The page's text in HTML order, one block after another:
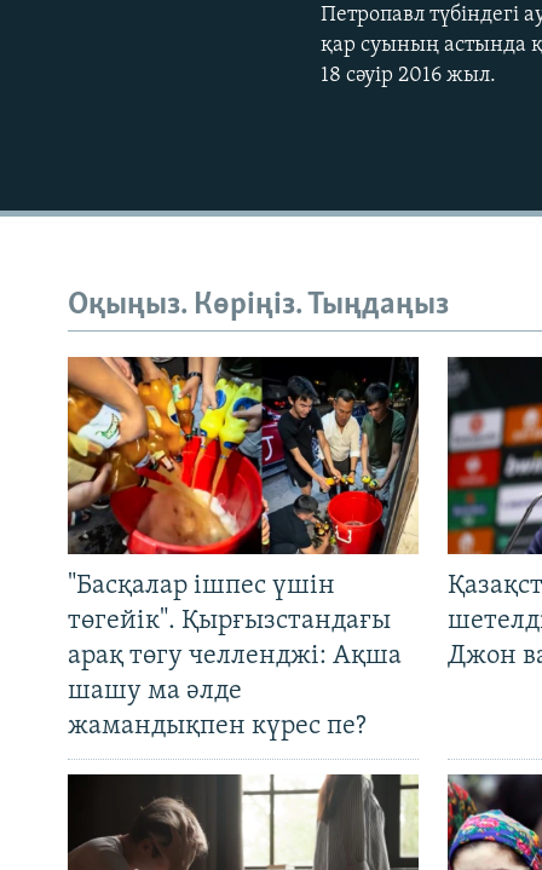
Петропавл түбіндегі
қар суының астында
18 сәуір 2016 жыл.
Оқыңыз. Көріңіз. Тыңдаңыз
"Басқалар ішпес үшін
төгейік". Қырғызстандағы
арақ төгу челленджі: Ақша
шашу ма әлде
жамандықпен күрес пе?
Джон